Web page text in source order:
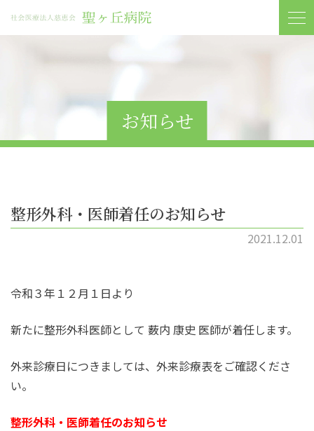
お知らせ
整形外科・医師着任のお知らせ
2021.12.01
令和３年１２月１日より
新たに整形外科医師として 薮内 康史 医師が着任します。
外来診療日につきましては、外来診療表をご確認くださ
い。
整形外科・医師着任のお知らせ